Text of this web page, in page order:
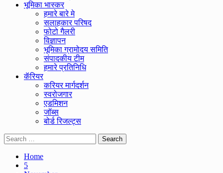
भूमिका भास्कर
हमारे बारे मे
सलाहकार परिषद
फोटो गैलरी
विज्ञापन
भूमिका ग्रामोदय समिति
संपादकीय टीम
हमारे प्रतिनिधि
कॅरियर
करियर मार्गदर्शन
स्वरोजगार
एडमिशन
जॉब्स
बोर्ड रिजल्ट्स
Search
for:
Home
5